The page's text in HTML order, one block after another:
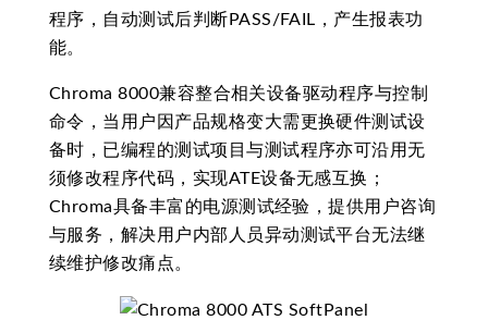
程序，自动测试后判断PASS/FAIL，产生报表功
能。
Chroma 8000兼容整合相关设备驱动程序与控制
命令，当用户因产品规格变大需更换硬件测试设
备时，已编程的测试项目与测试程序亦可沿用无
须修改程序代码，实现ATE设备无感互换；
Chroma具备丰富的电源测试经验，提供用户咨询
与服务，解决用户内部人员异动测试平台无法继
续维护修改痛点。